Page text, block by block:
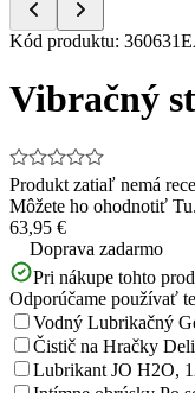
Item
of
4
Kód produktu: 360631
Vibračný
Produkt zatiaľ nemá
Môžete ho ohodnotiť Tu.
63,95 €
Doprava zadarmo
Pri nákupe tohto
Odporúčame používať
Vodný Lubrikačný
Čistič na Hračky
Lubrikant JO H2O,